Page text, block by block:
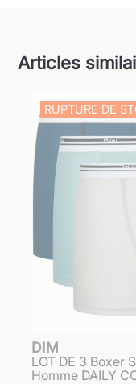
Articles
RUPTURE DE
DIM
LOT DE 3 Boxer
Homme DAILY